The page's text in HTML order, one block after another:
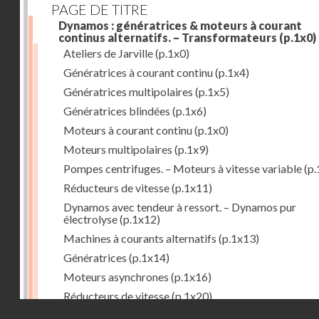
PAGE DE TITRE
Dynamos : génératrices & moteurs à courant
continus alternatifs. – Transformateurs (p.1x0)
Ateliers de Jarville(p.1x0)
Génératrices à courant continu(p.1x4)
Génératrices multipolaires (p.1x5)
Génératrices blindées (p.1x6)
Moteurs à courant continu(p.1x0)
Moteurs multipolaires (p.1x9)
Pompes centrifuges. – Moteurs à vitesse variable
Réducteurs de vitesse(p.1x11)
Dynamos avec tendeur à ressort. – Dynamos pur
électrolyse(p.1x12)
Machines à courants alternatifs (p.1x13)
Génératrices (p.1x14)
Moteurs asynchrones (p.1x16)
Réducteurs de vitesse(p.1x20)